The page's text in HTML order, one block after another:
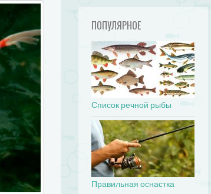
ПОПУЛЯРНОЕ
Список речной рыбы
Правильная оснастка